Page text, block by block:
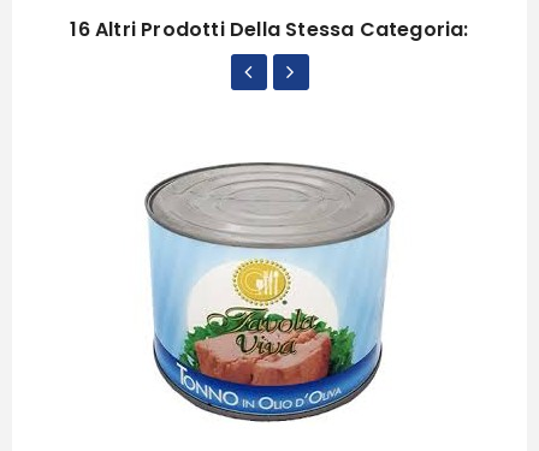
16 Altri Prodotti Della Stessa Categoria: